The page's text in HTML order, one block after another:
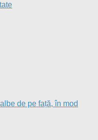
de pe față, în mod